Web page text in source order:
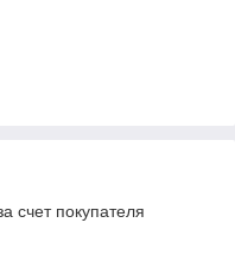
счет покупателя